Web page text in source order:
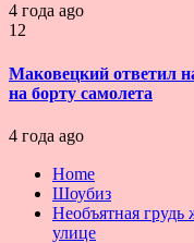
4 года ago
12
Маковецкий ответил
на борту самолета
4 года ago
Home
Шоубиз
Необъятная
улице